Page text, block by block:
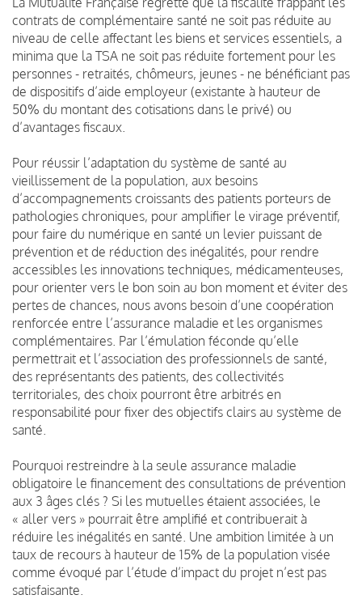
contrats de complémentaire santé ne soit pas réduite au
niveau de celle affectant les biens et services essentiels, a
minima que la TSA ne soit pas réduite fortement pour les
personnes - retraités, chômeurs, jeunes - ne bénéficiant pas
de dispositifs d’aide employeur (existante à hauteur de
50% du montant des cotisations dans le privé) ou
d’avantages fiscaux.
Pour réussir l’adaptation du système de santé au
vieillissement de la population, aux besoins
d’accompagnements croissants des patients porteurs de
pathologies chroniques, pour amplifier le virage préventif,
pour faire du numérique en santé un levier puissant de
prévention et de réduction des inégalités, pour rendre
accessibles les innovations techniques, médicamenteuses,
pour orienter vers le bon soin au bon moment et éviter des
pertes de chances, nous avons besoin d’une coopération
renforcée entre l’assurance maladie et les organismes
complémentaires. Par l’émulation féconde qu’elle
permettrait et l’association des professionnels de santé,
des représentants des patients, des collectivités
territoriales, des choix pourront être arbitrés en
responsabilité pour fixer des objectifs clairs au système de
santé.
Pourquoi restreindre à la seule assurance maladie
obligatoire le financement des consultations de prévention
aux 3 âges clés ? Si les mutuelles étaient associées, le
« aller vers » pourrait être amplifié et contribuerait à
réduire les inégalités en santé. Une ambition limitée à un
taux de recours à hauteur de 15% de la population visée
comme évoqué par l’étude d’impact du projet n’est pas
satisfaisante.